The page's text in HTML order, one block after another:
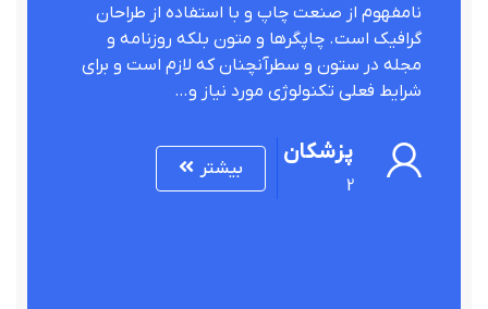
نامفهوم از صنعت چاپ و با استفاده از طراحان
گرافیک است. چاپگرها و متون بلکه روزنامه و
مجله در ستون و سطرآنچنان که لازم است و برای
شرایط فعلی تکنولوژی مورد نیاز و…
پزشکان
2
بیشتر